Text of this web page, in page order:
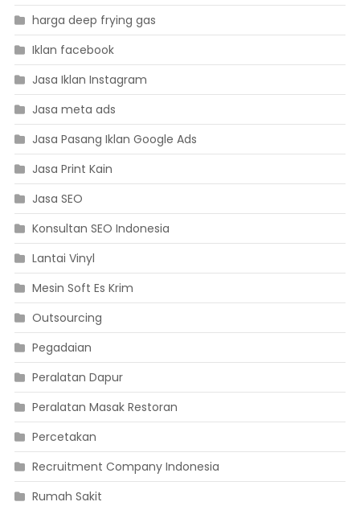
harga deep frying gas
Iklan facebook
Jasa Iklan Instagram
Jasa meta ads
Jasa Pasang Iklan Google Ads
Jasa Print Kain
Jasa SEO
Konsultan SEO Indonesia
Lantai Vinyl
Mesin Soft Es Krim
Outsourcing
Pegadaian
Peralatan Dapur
Peralatan Masak Restoran
Percetakan
Recruitment Company Indonesia
Rumah Sakit